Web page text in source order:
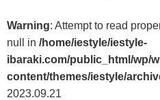
Warning: Attempt to read
null in /home/iestyle/iestyle-
ibaraki.com/public_html/wp/
content/themes/iestyle/
2023.09.21